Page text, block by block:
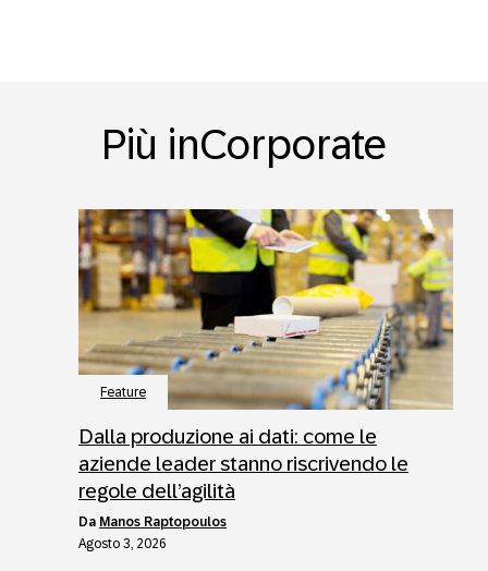
Più inCorporate
Feature
Dalla produzione ai dati: come le
aziende leader stanno riscrivendo le
regole dell’agilità
da Manos Raptopoulos
Agosto 3, 2026